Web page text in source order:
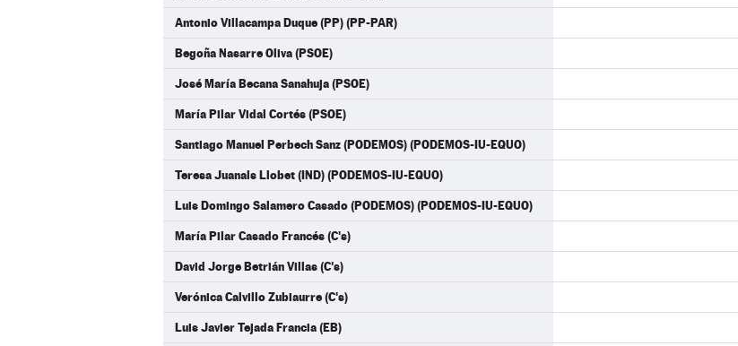
Antonio Villacampa Duque (PP) (PP-PAR)
Begoña Nasarre Oliva (PSOE)
José María Becana Sanahuja (PSOE)
María Pilar Vidal Cortés (PSOE)
Santiago Manuel Perbech Sanz (PODEMOS) (PODEMOS-IU-EQUO)
Teresa Juanals Llobet (IND) (PODEMOS-IU-EQUO)
Luis Domingo Salamero Casado (PODEMOS) (PODEMOS-IU-EQUO)
María Pilar Casado Francés (C's)
David Jorge Betrián Villas (C's)
Verónica Calvillo Zubiaurre (C's)
Luis Javier Tejada Francia (EB)